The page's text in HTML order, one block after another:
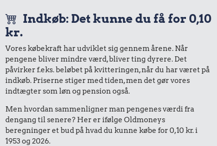
Indkøb: Det kunne du få for 0,10
kr.
Vores købekraft har udviklet sig gennem årene. Når
pengene bliver mindre værd, bliver ting dyrere. Det
påvirker f.eks. beløbet på kvitteringen, når du har været på
indkøb. Priserne stiger med tiden, men det gør vores
indtægter som løn og pension også.
Men hvordan sammenligner man pengenes værdi fra
dengang til senere? Her er ifølge Oldmoneys
beregninger et bud på hvad du kunne købe for 0,10 kr. i
1953 og 2026.